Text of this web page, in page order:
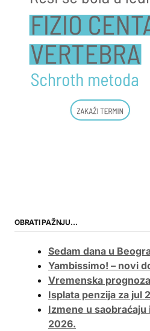
OBRATI PAŽNJU…
Sedam dana u
Yambissimo! – novi
Vremenska prognoza
Isplata penzija za jul
Izmene u saobraćaju
2026.